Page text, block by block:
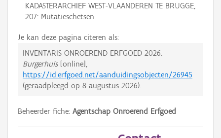
KADASTERARCHIEF WEST-VLAANDEREN TE BRUGGE,
207: Mutatieschetsen
Je kan deze pagina citeren als:
INVENTARIS ONROEREND ERFGOED 2026:
Burgerhuis[online],
https://id.erfgoed.net/aanduidingsobjecten/26945
(geraadpleegd op 8 augustus 2026).
Beheerder fiche: Agentschap Onroerend Erfgoed